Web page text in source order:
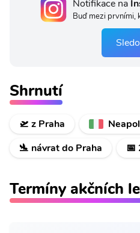
Notifikace na
Buď mezi prvními,
Shrnutí
🛫 z Praha
Neapol
🛬 návrat do Praha
📅
Termíny akčních